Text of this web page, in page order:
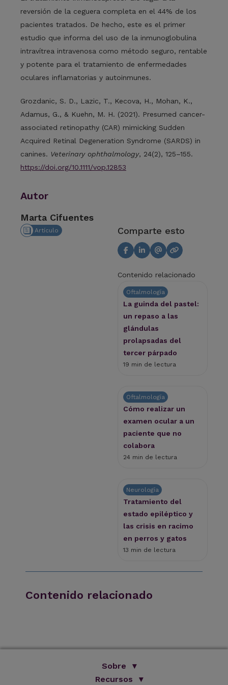
Artículo
reversión de la ceguera completa en el 44% de los
pacientes tratados. De hecho, este es el primer
estudio que informa del uso de la inmunoglobulina
intravítrea intravenosa como método seguro, rentable
y potente para el tratamiento de enfermedades
oculares inflamatorias y autoinmunes.
Grozdanic, S. D., Lazic, T., Kecova, H., Mohan, K.,
Adamus, G., & Kuehn, M. H. (2021). Presumed cancer-
associated retinopathy (CAR) mimicking Sudden
Acquired Retinal Degeneration Syndrome (SARDS) in
canines. Veterinary ophthalmology, 24(2), 125–155.
https://doi.org/10.1111/vop.12853
Autor
Marta Cifuentes
Comparte esto
Contenido relacionado
Oftalmología
La guinda del pastel:
un repaso a las
glándulas
prolapsadas del
tercer párpado
19 min de lectura
Oftalmología
Cómo realizar un
examen ocular a un
paciente que no
colabora
24 min de lectura
Neurología
Tratamiento del
estado epiléptico y
las crisis en racimo
en perros y gatos
13 min de lectura
Contenido relacionado
Sobre
Somos Improve
Recursos